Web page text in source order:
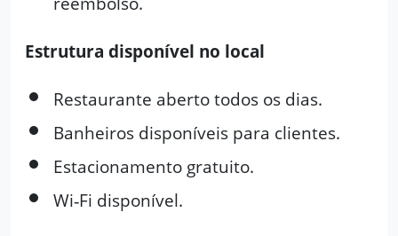
Estrutura disponível no local
Restaurante aberto todos os dias.
Banheiros disponíveis para clientes.
Estacionamento gratuito.
Wi‑Fi disponível.